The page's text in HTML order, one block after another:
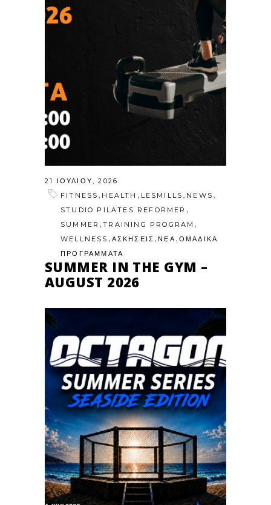
21 ΙΟΥΛΊΟΥ, 2026
FITNESS , HEALTH , LESMILLS , NEWS ,
STUDIO PILATES REFORMER ,
SUMMER ,TRAINING PROGRAM ,
WELLNESS , ΑΣΚΗΣΕΙΣ ,ΝΕΑ , ΟΜΑΔΙΚΑ
ΠΡΟΓΡΑΜΜΑΤΑ
SUMMER IN THE GYM –
AUGUST 2026